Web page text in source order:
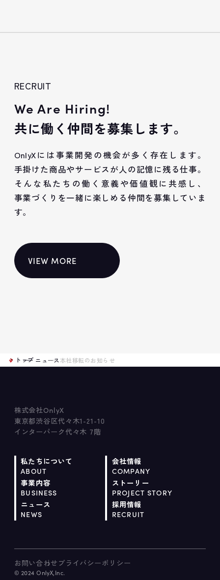
RECRUIT
We Are Hiring!
共に働く仲間を募集します。
OnlyXには事業開発の機会が多く存在します。
手掛けた商品やサービスが人の記憶に残る仕事。
そんな私たちの働く意義や価値観に共感し、
事業づくりを一緒に楽しめる仲間を募集していま
す。
VIEW MORE
トップ ニュース本社移転のお知らせ
株式会社OnlyX
東京都渋谷区代々木1-21-10
インターパーク代々木 7階
私たちについて
ABOUT
会社情報
COMPANY
事業内容
BUSINESS
ストーリー
PROJECT STORY
ニュース
NEWS
採用情報
RECRUIT
お問い合わせプライバシーポリシー
© 2024 OnlyX,Inc.